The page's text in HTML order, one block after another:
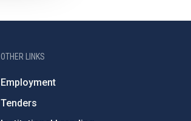
OTHER LINKS
Employment
Tenders